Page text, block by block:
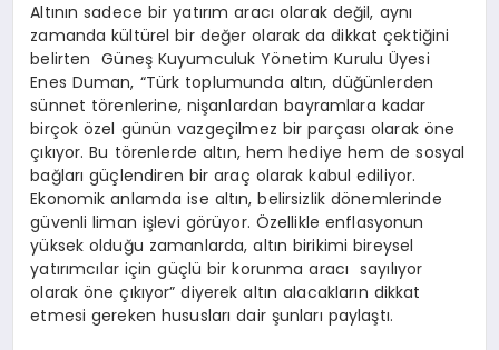
Altının sadece bir yatırım aracı olarak değil, aynı
zamanda kültürel bir değer olarak da dikkat çektiğini
belirten Güneş Kuyumculuk Yönetim Kurulu Üyesi
Enes Duman, “Türk toplumunda altın, düğünlerden
sünnet törenlerine, nişanlardan bayramlara kadar
birçok özel günün vazgeçilmez bir parçası olarak öne
çıkıyor. Bu törenlerde altın, hem hediye hem de sosyal
bağları güçlendiren bir araç olarak kabul ediliyor.
Ekonomik anlamda ise altın, belirsizlik dönemlerinde
güvenli liman işlevi görüyor. Özellikle enflasyonun
yüksek olduğu zamanlarda, altın birikimi bireysel
yatırımcılar için güçlü bir korunma aracı sayılıyor
olarak öne çıkıyor” diyerek altın alacakların dikkat
etmesi gereken hususları dair şunları paylaştı.